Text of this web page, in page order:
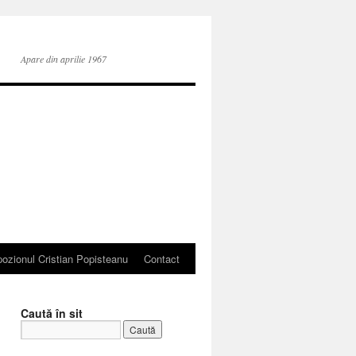
Apare din aprilie 1967
Cristian Popisteanu Contact
Caută în sit